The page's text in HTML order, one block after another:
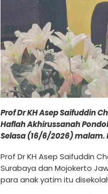
Prof Dr KH Asep Saifuddin
Haflah Akhirussanah
Selasa (16/6/2026) malam.
Prof Dr KH Asep Saifuddin
Surabaya dan Mojokerto
para anak yatim itu